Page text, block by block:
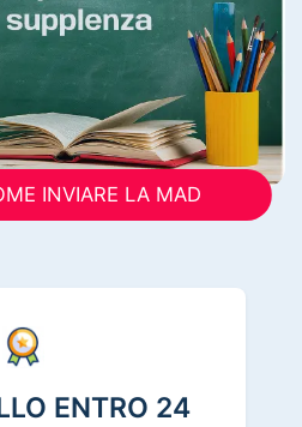
INVIARE LA MAD
ENTRO 24